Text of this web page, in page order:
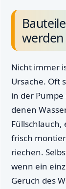
werden
Nicht immer
Ursache. Oft
in der
denen
frisch
riechen.
wenn ein
Geruch des